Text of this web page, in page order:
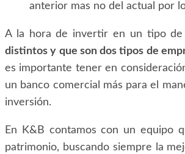
anterior mas no del actual por
A la hora de invertir en un tipo de
distintos y que son dos tipos de
es importante tener en
un banco comercial más para el
inversión.
En K&B contamos con un equipo
patrimonio, buscando siempre la